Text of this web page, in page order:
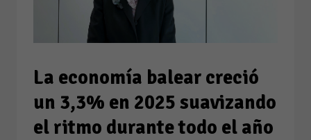
La economía balear creció
un 3,3% en 2025 suavizando
el ritmo durante todo el año